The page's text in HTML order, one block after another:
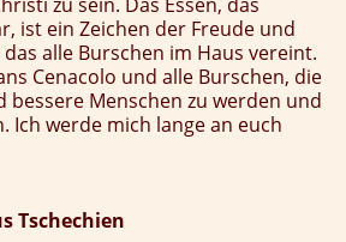
ist ein Zeichen der Freude und
alle Burschen im Haus vereint.
Cenacolo und alle Burschen, die
bessere Menschen zu werden und
Ich werde mich lange an euch
Tschechien